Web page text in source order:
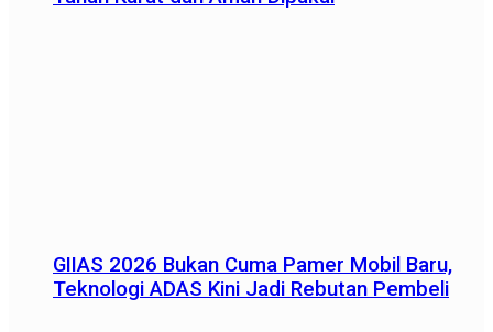
GIIAS 2026 Bukan Cuma Pamer Mobil Baru,
Teknologi ADAS Kini Jadi Rebutan Pembeli